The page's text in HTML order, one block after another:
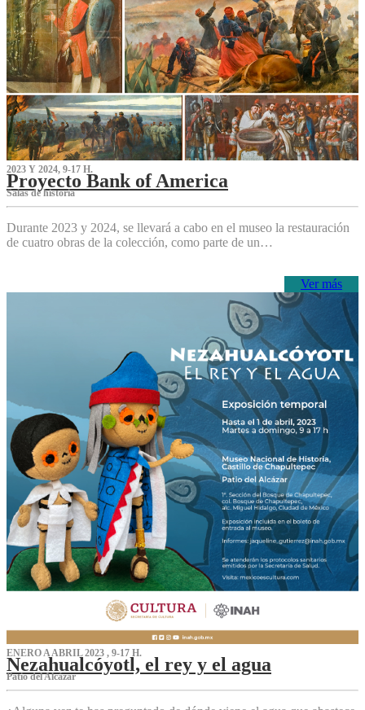
2023 Y 2024, 9-17 H.
Proyecto Bank of America
S‌alas de historia
Durante 2023 y 2024, se llevará a cabo en el museo la restauración
de cuatro obras de la colección, como parte de un…
Ver más
ENERO A ABRIL 2023 , 9-17 H.
Nezahualcóyotl, el rey y el agua
Patio del Alcázar